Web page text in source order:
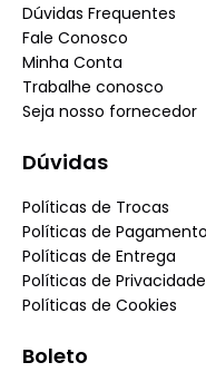
Dúvidas Frequentes
Fale Conosco
Minha Conta
Trabalhe conosco
Seja nosso fornecedor
Dúvidas
Políticas de Trocas
Políticas de Pagamento
Políticas de Entrega
Políticas de Privacidade
Políticas de Cookies
Boleto